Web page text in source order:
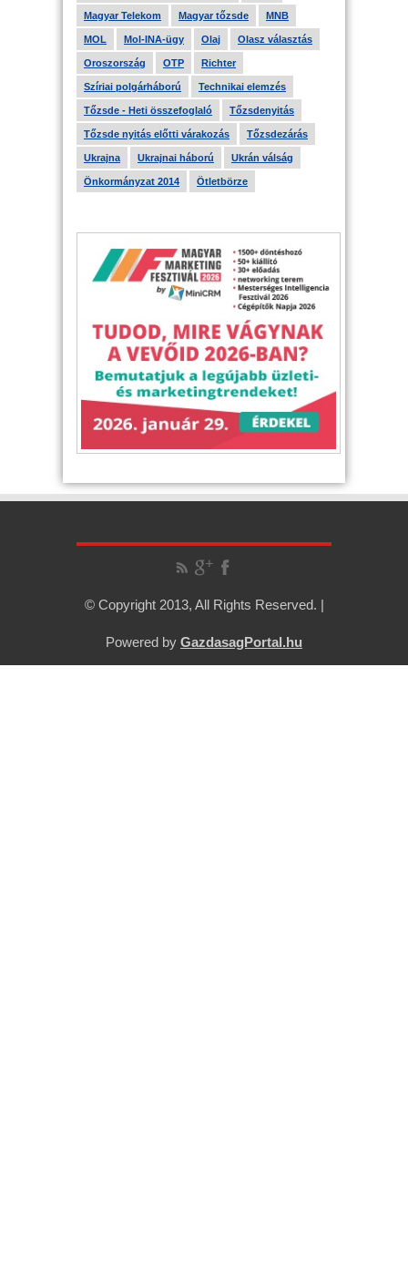
Magyar Telekom Magyar tőzsde MNB
MOL Mol-INA-ügy Olaj Olasz választás
Oroszország OTP Richter
Szíriai polgárháború Technikai elemzés
Tőzsde - Heti összefoglaló Tőzsdenyitás
Tőzsde nyitás előtti várakozás Tőzsdezárás
Ukrajna Ukrajnai háború Ukrán válság
Önkormányzat 2014 Ötletbörze
© Copyright 2013, All Rights Reserved. |
Powered by GazdasagPortal.hu